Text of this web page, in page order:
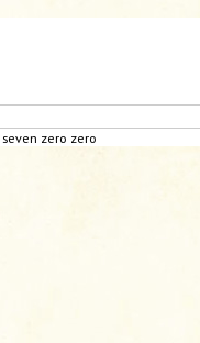
zero zero